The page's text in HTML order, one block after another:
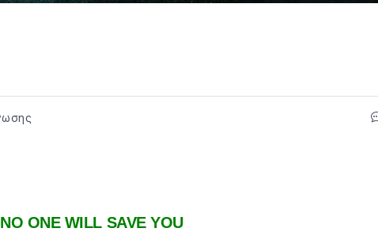
NO ONE WILL SAVE YOU